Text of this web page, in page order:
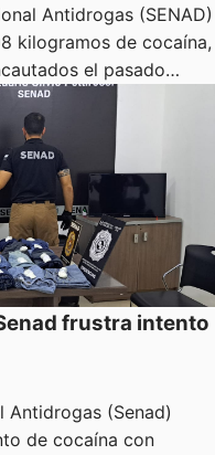
Antidrogas (SENAD)
kilogramos de cocaína,
el pasado…
frustra intento
Antidrogas (Senad)
de cocaína con